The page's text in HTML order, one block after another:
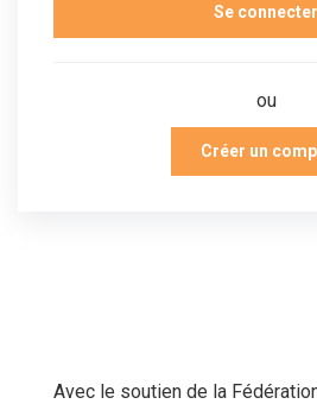
ou
Créer un
Avec le soutien de la